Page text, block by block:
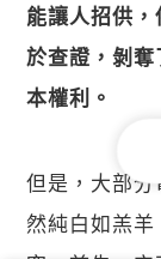
能讓人招供
於查證，剝
本權利。
但是，大部
然純白如羔